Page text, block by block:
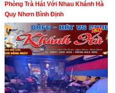
Phòng Trà Hát Với Nhau Khánh Hà
Quy Nhơn Bình Định